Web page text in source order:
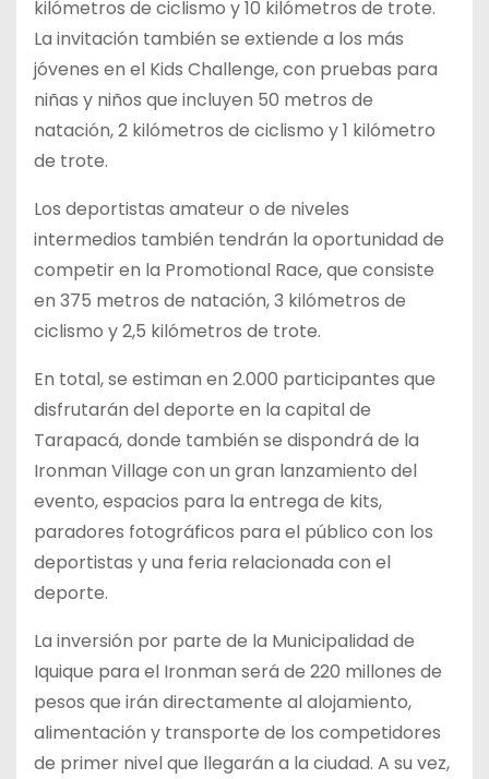
kilómetros de ciclismo y 10 kilómetros de trote.
La invitación también se extiende a los más
jóvenes en el Kids Challenge, con pruebas para
niñas y niños que incluyen 50 metros de
natación, 2 kilómetros de ciclismo y 1 kilómetro
de trote.
Los deportistas amateur o de niveles
intermedios también tendrán la oportunidad de
competir en la Promotional Race, que consiste
en 375 metros de natación, 3 kilómetros de
ciclismo y 2,5 kilómetros de trote.
En total, se estiman en 2.000 participantes que
disfrutarán del deporte en la capital de
Tarapacá, donde también se dispondrá de la
Ironman Village con un gran lanzamiento del
evento, espacios para la entrega de kits,
paradores fotográficos para el público con los
deportistas y una feria relacionada con el
deporte.
La inversión por parte de la Municipalidad de
Iquique para el Ironman será de 220 millones de
pesos que irán directamente al alojamiento,
alimentación y transporte de los competidores
de primer nivel que llegarán a la ciudad. A su vez,